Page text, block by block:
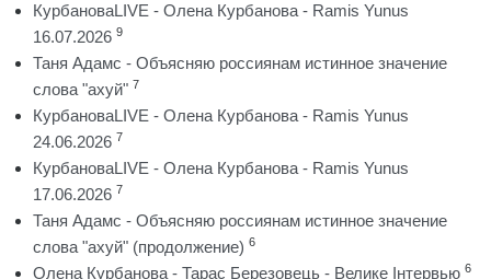
КурбановаLIVE - Олена Курбанова - Ramis Yunus
16.07.2026 9
Таня Адамс - Объясняю россиянам истинное значение
слова "ахуй" 7
КурбановаLIVE - Олена Курбанова - Ramis Yunus
24.06.2026 7
КурбановаLIVE - Олена Курбанова - Ramis Yunus
17.06.2026 7
Таня Адамс - Объясняю россиянам истинное значение
слова "ахуй" (продолжение) 6
Олена Курбанова - Тарас Березовець - Велике Інтервью 6